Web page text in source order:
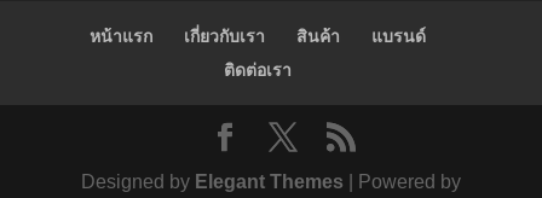
หน้าแรก เกี่ยวกับเรา สินค้า
แบรนด์
ติดต่อเรา
Designed by Elegant Themes | Powered by